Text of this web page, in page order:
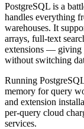
PostgreSQL is a
handles everything
warehouses. It
arrays, full-text
extensions — giving
without switching
Running
memory for query
and extension
per-query cloud
services.